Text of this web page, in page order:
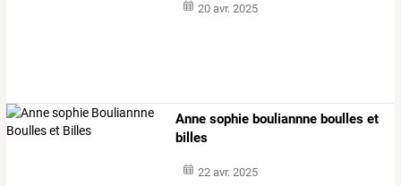
20 avr. 2025
Anne sophie bouliannne boulles et
billes
22 avr. 2025